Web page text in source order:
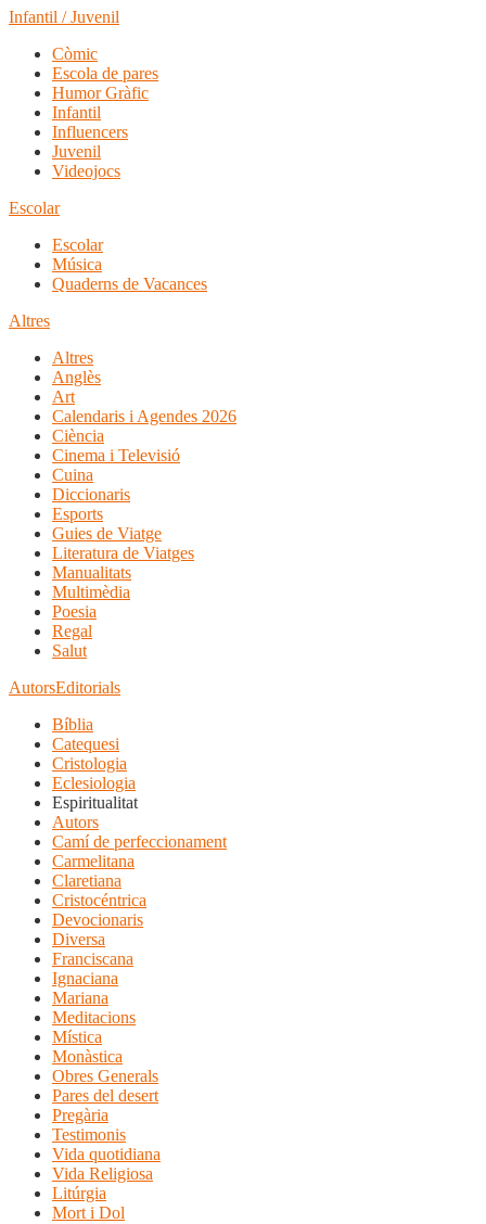
Infantil / Juvenil
Còmic
Escola de pares
Humor Gràfic
Infantil
Influencers
Juvenil
Videojocs
Escolar
Escolar
Música
Quaderns de Vacances
Altres
Altres
Anglès
Art
Calendaris i Agendes 2026
Ciència
Cinema i Televisió
Cuina
Diccionaris
Esports
Guies de Viatge
Literatura de Viatges
Manualitats
Multimèdia
Poesia
Regal
Salut
AutorsEditorials
Bíblia
Catequesi
Cristologia
Eclesiologia
Espiritualitat
Autors
Camí de perfeccionament
Carmelitana
Claretiana
Cristocéntrica
Devocionaris
Diversa
Franciscana
Ignaciana
Mariana
Meditacions
Mística
Monàstica
Obres Generals
Pares del desert
Pregària
Testimonis
Vida quotidiana
Vida Religiosa
Litúrgia
Mort i Dol